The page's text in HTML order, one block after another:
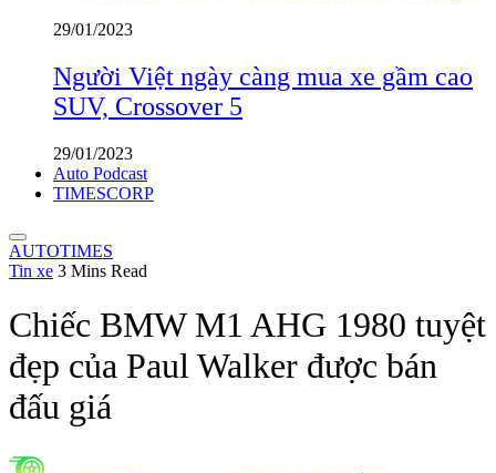
29/01/2023
Người Việt ngày càng mua xe gầm cao
SUV, Crossover 5
29/01/2023
Auto Podcast
TIMESCORP
AUTOTIMES
Tin xe 3 Mins Read
Chiếc BMW M1 AHG 1980 tuyệt
đẹp của Paul Walker được bán
đấu giá